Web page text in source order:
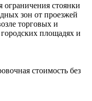
ограничения стоянки
зон от проезжей
торговых и
площадях и
стоимость без